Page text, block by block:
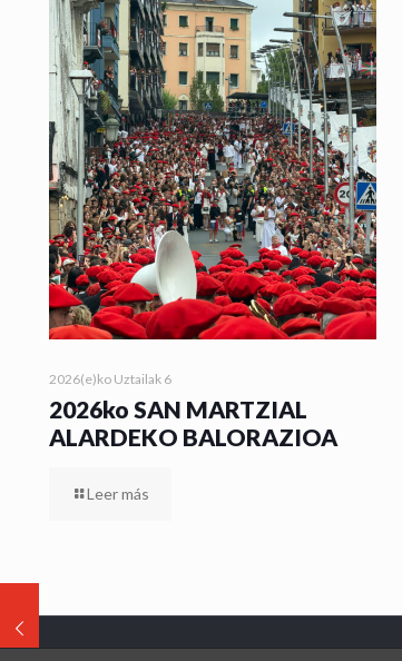
2026(e)ko Uztailak 6
2026ko SAN MARTZIAL
ALARDEKO BALORAZIOA
Leer más